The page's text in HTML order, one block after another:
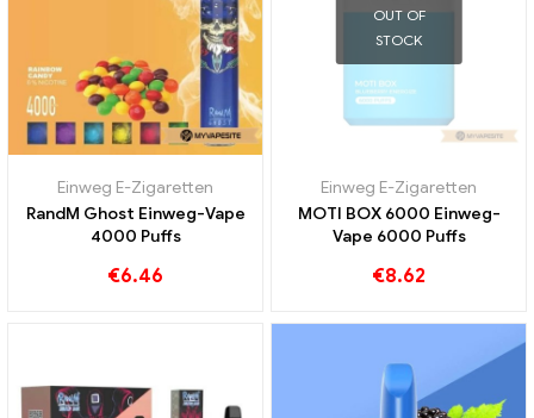
Einweg E-Zigaretten
RandM Ghost Einweg-Vape
4000 Puffs
€6.46
OUT OF
STOCK
Einweg E-Zigaretten
MOTI BOX 6000 Einweg-
Vape 6000 Puffs
€8.62